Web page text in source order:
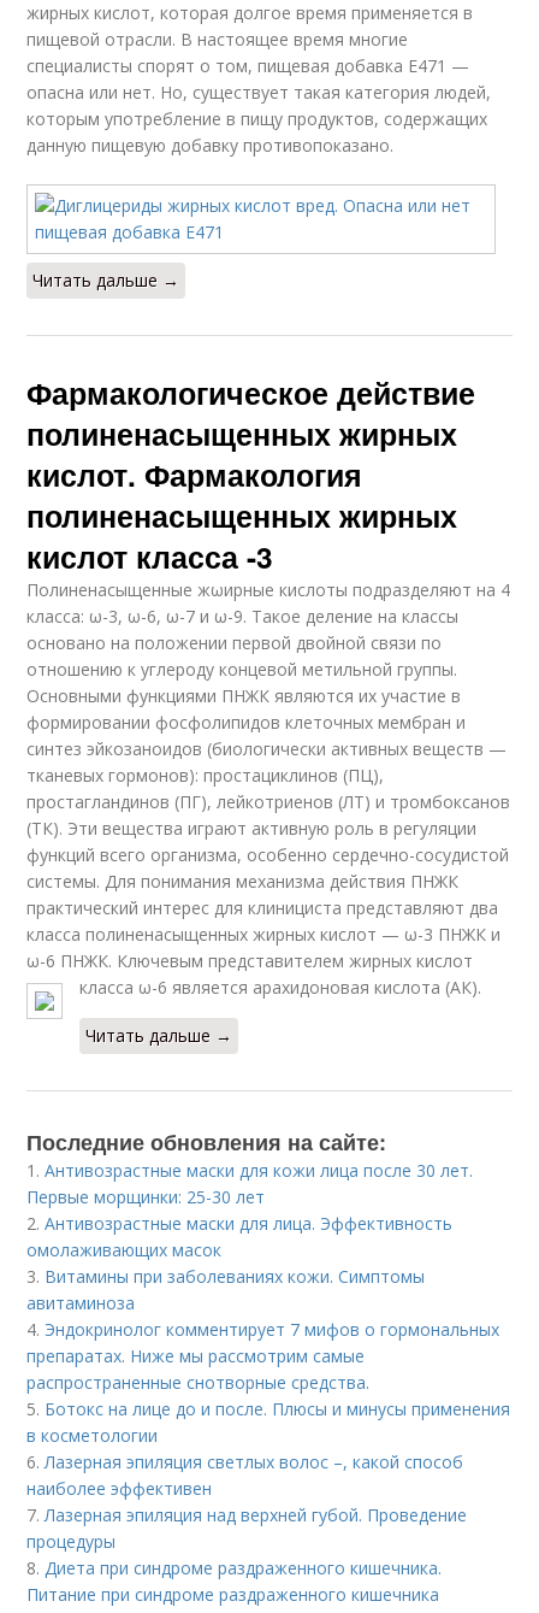
жирных кислот, которая долгое время применяется в
пищевой отрасли. В настоящее время многие
специалисты спорят о том, пищевая добавка E471 —
опасна или нет. Но, существует такая категория людей,
которым употребление в пищу продуктов, содержащих
данную пищевую добавку противопоказано.
Читать дальше →
Фармакологическое действие
полиненасыщенных жирных
кислот. Фармакология
полиненасыщенных жирных
кислот класса -3
Полиненасыщенные жωирные кислоты подразделяют на 4
класса: ω-3, ω-6, ω-7 и ω-9. Такое деление на классы
основано на положении первой двойной связи по
отношению к углероду концевой метильной группы.
Основными функциями ПНЖК являются их участие в
формировании фосфолипидов клеточных мембран и
синтез эйкозаноидов (биологически активных веществ —
тканевых гормонов): простациклинов (ПЦ),
простагландинов (ПГ), лейкотриенов (ЛТ) и тромбоксанов
(ТК). Эти вещества играют активную роль в регуляции
функций всего организма, особенно сердечно-сосудистой
системы. Для понимания механизма действия ПНЖК
практический интерес для клинициста представляют два
класса полиненасыщенных жирных кислот — ω-3 ПНЖК и
ω-6 ПНЖК. Ключевым представителем жирных кислот
класса ω-6 является арахидоновая кислота (АК).
Читать дальше →
Последние обновления на сайте:
1.Антивозрастные маски для кожи лица после 30 лет.
Первые морщинки: 25-30 лет
2.Антивозрастные маски для лица. Эффективность
омолаживающих масок
3. Витамины при заболеваниях кожи. Симптомы
авитаминоза
4. Эндокринолог комментирует 7 мифов о гормональных
препаратах. Ниже мы рассмотрим самые
распространенные снотворные средства.
5. Ботокс на лице до и после. Плюсы и минусы применения
в косметологии
6.Лазерная эпиляция светлых волос –, какой способ
наиболее эффективен
7.Лазерная эпиляция над верхней губой. Проведение
процедуры
8.Диета при синдроме раздраженного кишечника.
Питание при синдроме раздраженного кишечника